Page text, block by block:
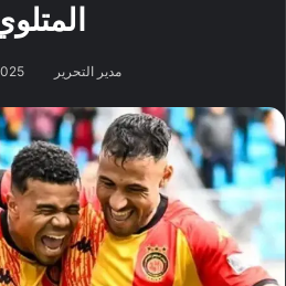
مدير التحرير